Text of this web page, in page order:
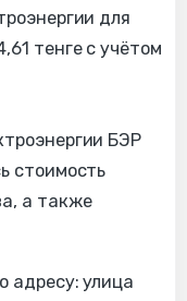
для
тенге с учётом
БЭР
стоимость
а также
адресу: улица